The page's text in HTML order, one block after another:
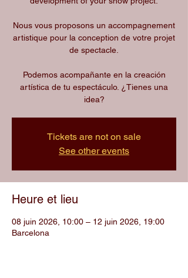
Nous vous proposons un accompagnement
artistique pour la conception de votre projet
de spectacle.
Podemos acompañante en la creación
artística de tu espectáculo. ¿Tienes una
idea?
Tickets are not on sale
See other events
Heure et lieu
08 juin 2026, 10:00 – 12 juin 2026, 19:00
Barcelona